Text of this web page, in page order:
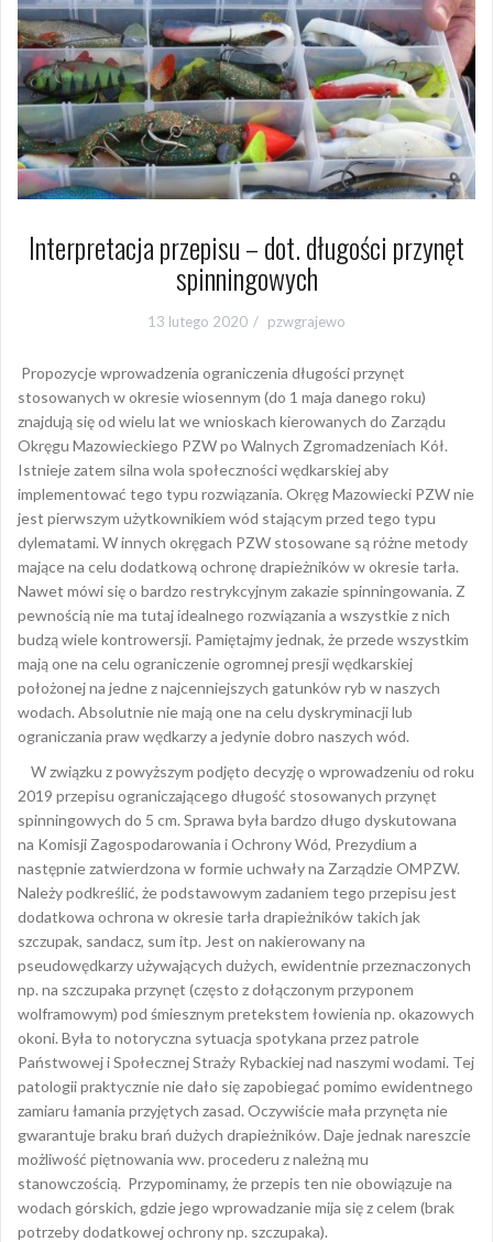
Interpretacja przepisu – dot. długości przynęt
spinningowych
13 lutego 2020 pzwgrajewo
Propozycje wprowadzenia ograniczenia długości przynęt
stosowanych w okresie wiosennym (do 1 maja danego roku)
znajdują się od wielu lat we wnioskach kierowanych do Zarządu
Okręgu Mazowieckiego PZW po Walnych Zgromadzeniach Kół.
Istnieje zatem silna wola społeczności wędkarskiej aby
implementować tego typu rozwiązania. Okręg Mazowiecki PZW nie
jest pierwszym użytkownikiem wód stającym przed tego typu
dylematami. W innych okręgach PZW stosowane są różne metody
mające na celu dodatkową ochronę drapieżników w okresie tarła.
Nawet mówi się o bardzo restrykcyjnym zakazie spinningowania. Z
pewnością nie ma tutaj idealnego rozwiązania a wszystkie z nich
budzą wiele kontrowersji. Pamiętajmy jednak, że przede wszystkim
mają one na celu ograniczenie ogromnej presji wędkarskiej
położonej na jedne z najcenniejszych gatunków ryb w naszych
wodach. Absolutnie nie mają one na celu dyskryminacji lub
ograniczania praw wędkarzy a jedynie dobro naszych wód.
W związku z powyższym podjęto decyzję o wprowadzeniu od roku
2019 przepisu ograniczającego długość stosowanych przynęt
spinningowych do 5 cm. Sprawa była bardzo długo dyskutowana
na Komisji Zagospodarowania i Ochrony Wód, Prezydium a
następnie zatwierdzona w formie uchwały na Zarządzie OMPZW.
Należy podkreślić, że podstawowym zadaniem tego przepisu jest
dodatkowa ochrona w okresie tarła drapieżników takich jak
szczupak, sandacz, sum itp. Jest on nakierowany na
pseudowędkarzy używających dużych, ewidentnie przeznaczonych
np. na szczupaka przynęt (często z dołączonym przyponem
wolframowym) pod śmiesznym pretekstem łowienia np. okazowych
okoni. Była to notoryczna sytuacja spotykana przez patrole
Państwowej i Społecznej Straży Rybackiej nad naszymi wodami. Tej
patologii praktycznie nie dało się zapobiegać pomimo ewidentnego
zamiaru łamania przyjętych zasad. Oczywiście mała przynęta nie
gwarantuje braku brań dużych drapieżników. Daje jednak nareszcie
możliwość piętnowania ww. procederu z należną mu
stanowczością. Przypominamy, że przepis ten nie obowiązuje na
wodach górskich, gdzie jego wprowadzanie mija się z celem (brak
potrzeby dodatkowej ochrony np. szczupaka).